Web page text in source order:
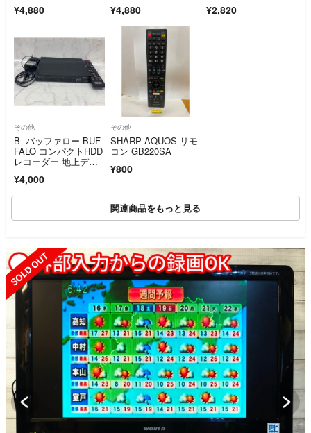
¥4,880 ¥4,880 ¥2,820
その他
B バッファロー BUF
FALO コンパクトHDD
レコーダー 地上デジ
¥4,000
その他
SHARP AQUOS リモ
コン GB220SA
¥800
関連商品をもっと見る
SOLD OUT